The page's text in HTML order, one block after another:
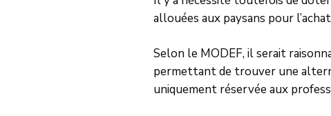
allouées aux paysans pour
Selon le MODEF, il serait
permettant de trouver une
uniquement réservée aux